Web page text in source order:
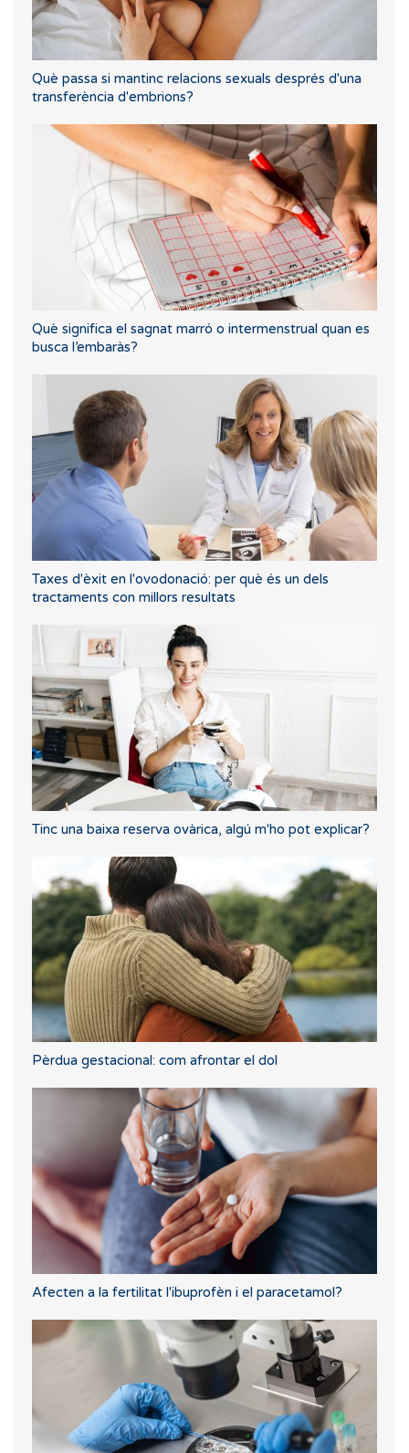
Què passa si mantinc relacions sexuals després d'una
transferència d'embrions?
Què significa el sagnat marró o intermenstrual quan es
busca l’embaràs?
Taxes d'èxit en l'ovodonació: per què és un dels
tractaments con millors resultats
Tinc una baixa reserva ovàrica, algú m'ho pot explicar?
Pèrdua gestacional: com afrontar el dol
Afecten a la fertilitat l'ibuprofèn i el paracetamol?